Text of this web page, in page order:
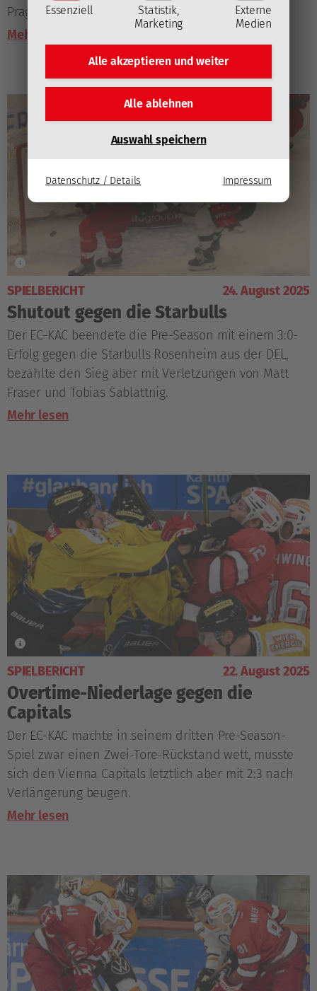
Essenziell
Statistik,
Marketing
Externe
Medien
Alle akzeptieren undweiter
Alle ablehnen
Auswahl speichern
Datenschutz / Details Impressum
Prague aber mit 1:4.
Mehr lesen
SPIELBERICHT 24. August 2025
Shutout gegen die Starbulls
Der EC-KAC beendete die Pre-Season mit einem 3:0-
Erfolg gegen die Starbulls Rosenheim aus der DEL,
bezahlte den Sieg aber mit Verletzungen von Matt
Fraser und Tobias Sablattnig.
Mehr lesen
SPIELBERICHT 22. August 2025
Overtime-Niederlage gegen die
Capitals
Der EC-KAC machte in seinem dritten Pre-Season-
Spiel zwar einen Zwei-Tore-Rückstand wett, musste
sich den Vienna Capitals letztlich aber mit 2:3 nach
Verlängerung beugen.
Mehr lesen